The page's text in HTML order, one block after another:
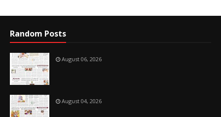
Random Posts
August 06, 2026
August 04, 2026